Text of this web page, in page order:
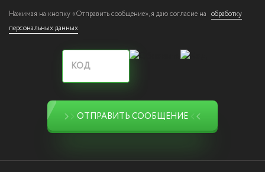
Нажимая на кнопку «Отправить сообщение», я даю согласие на обработку
персональных данных
ОТПРАВИТЬ СООБЩЕНИЕ